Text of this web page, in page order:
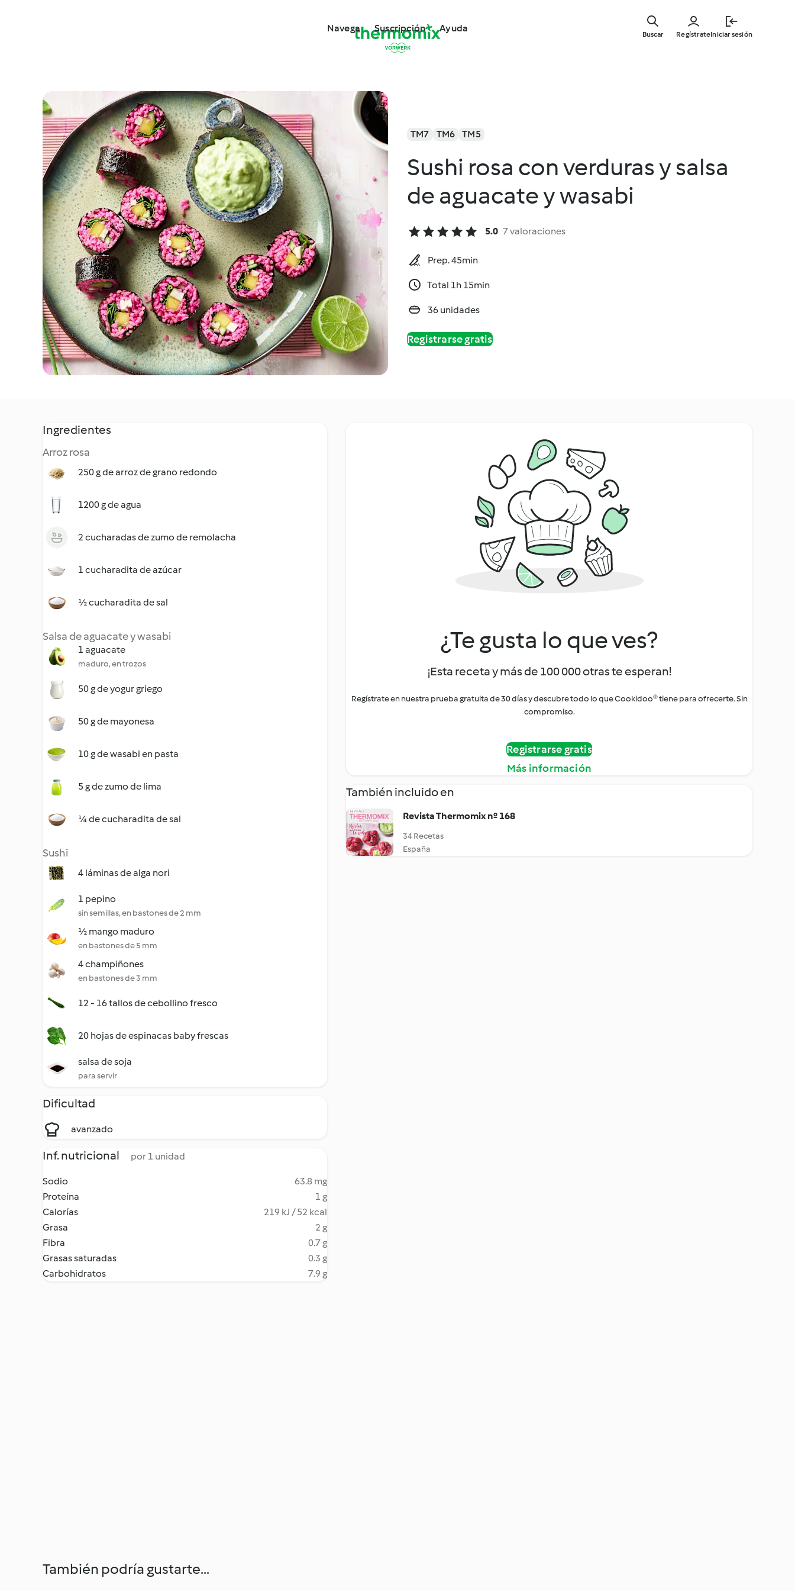
Navega Suscripción Ayuda
RegístrateIniciar sesión
Buscar
TM7 TM6 TM5
Sushi rosa con verduras y salsa
de aguacate y wasabi
5.0 7 valoraciones
Prep. 45min
Total 1h 15min
36 unidades
Registrarse gratis
Ingredientes
Arroz rosa
250 g de arroz de grano redondo
1200 g de agua
2 cucharadas de zumo de remolacha
1 cucharadita de azúcar
½ cucharadita de sal
Salsa de aguacate y wasabi
1 aguacate
maduro, en trozos
50 g de yogur griego
50 g de mayonesa
10 g de wasabi en pasta
5 g de zumo de lima
¼ de cucharadita de sal
Sushi
4 láminas de alga nori
1 pepino
sin semillas, en bastones de 2 mm
½ mango maduro
en bastones de 5 mm
4 champiñones
en bastones de 3 mm
12 - 16 tallos de cebollino fresco
20 hojas de espinacas baby frescas
salsa de soja
para servir
Dificultad
avanzado
Inf. nutricional por 1 unidad
Sodio
63.8 mg
Proteína
1 g
Calorías
219 kJ / 52 kcal
Grasa
2 g
Fibra
0.7 g
Grasas saturadas
0.3 g
Carbohidratos
7.9 g
¿Te gusta lo que ves?
¡Esta receta y más de 100 000 otras te esperan!
Regístrate en nuestra prueba gratuita de 30 días y descubre todo lo que Cookidoo® tiene para ofrecerte. Sin
compromiso.
Registrarse gratis
Más información
También incluido en
Revista Thermomix nº 168
34 Recetas
España
También podría gustarte...